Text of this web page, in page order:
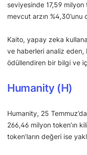
seviyesinde 17,59 milyon
mevcut arzın %4,30’unu
Kaito, yapay zeka
ve haberleri analiz eden,
ödüllendiren bir bilgi ve
Humanity (H)
Humanity, 25
266,46 milyon token’ın
token’ların değeri ise